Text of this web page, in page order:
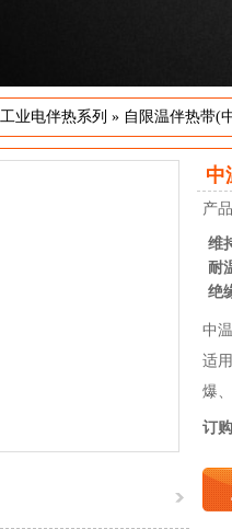
工业电伴热系列 » 自限温伴热带(
中
产
维
耐
绝
中
适
爆
订